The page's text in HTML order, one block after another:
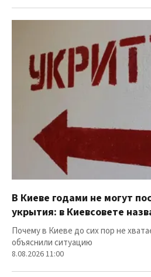
В Киеве годами не могут
укрытия: в Киевсовете
Почему в Киеве до сих пор не
объяснили ситуацию
8.08.2026 11:00